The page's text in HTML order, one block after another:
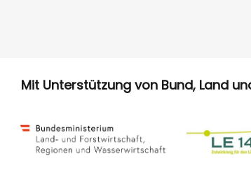
Mit Unterstützung von Bund, Land